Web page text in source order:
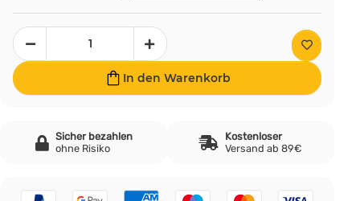
In den Warenkorb
Sicher bezahlen
ohne Risiko
Kostenloser
Versand ab 89€